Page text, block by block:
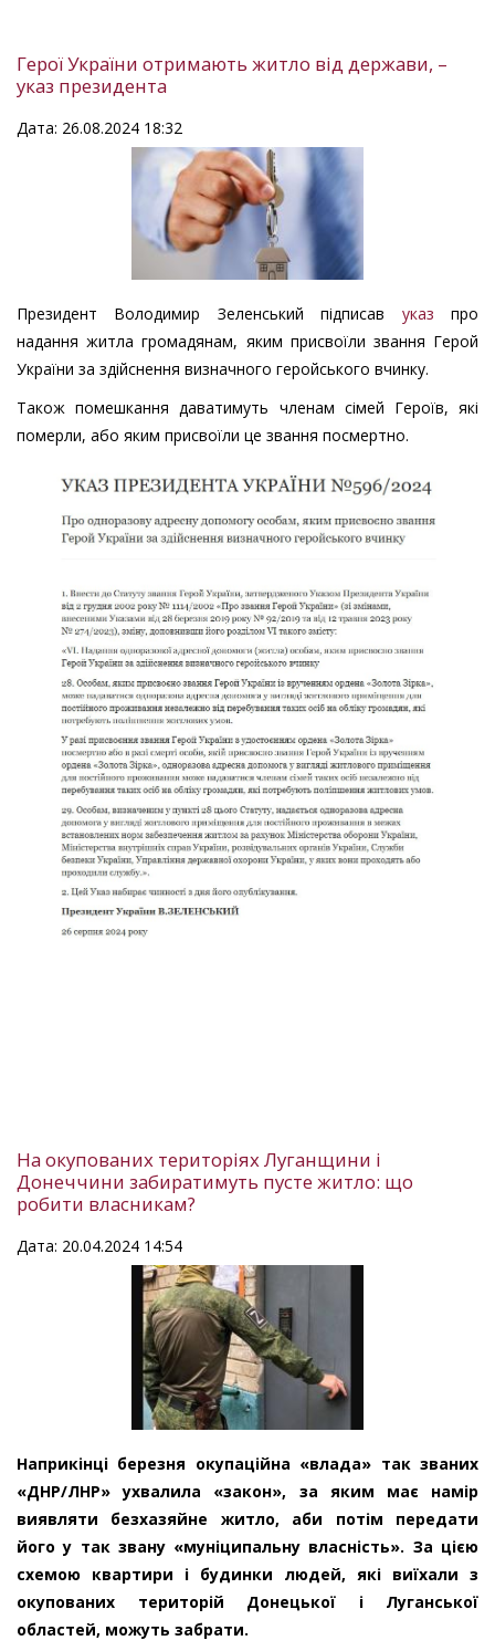
Герої України отримають житло від держави, –
указ президента
Дата: 26.08.2024 18:32
Президент Володимир Зеленський підписав указ про
надання житла громадянам, яким присвоїли звання Герой
України за здійснення визначного геройського вчинку.
Також помешкання даватимуть членам сімей Героїв, які
померли, або яким присвоїли це звання посмертно.
На окупованих територіях Луганщини і
Донеччини забиратимуть пусте житло: що
робити власникам?
Дата: 20.04.2024 14:54
Наприкінці березня окупаційна «влада» так званих
«ДНР/ЛНР» ухвалила «закон», за яким має намір
виявляти безхазяйне житло, аби потім передати
його у так звану «муніципальну власність». За цією
схемою квартири і будинки людей, які виїхали з
окупованих територій Донецької і Луганської
областей, можуть забрати.